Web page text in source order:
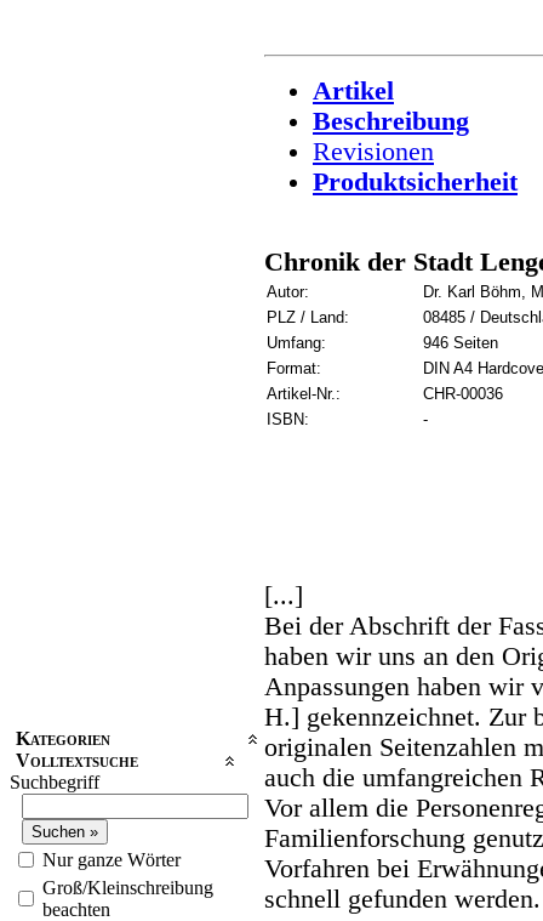
Kategorien
Volltextsuche
Suchbegriff
Nur ganze Wörter
Groß/Kleinschreibung
beachten
Artikel
Beschreibung
Revisionen
Produktsicherheit
Chronik der Stadt
Autor:
Dr. Karl Böhm,
PLZ / Land:
08485 /
Umfang:
946 Seiten
Format:
DIN A4
Artikel-Nr.:
CHR-00036
ISBN:
-
[...]
Bei der Abschrift der
haben wir uns an den
Anpassungen haben wir
H.] gekennzeichnet. Zur
originalen Seitenzahlen
auch die umfangreichen
Vor allem die
Familienforschung
Vorfahren bei
schnell gefunden